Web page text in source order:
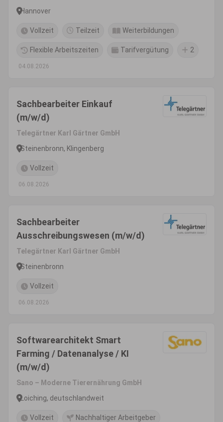
Hannover
Vollzeit Teilzeit Weiterbildungen
Flexible Arbeitszeiten Tarifvergütung 2
04.08.2026
Sachbearbeiter Einkauf
(m/w/d)
Telegärtner Karl Gärtner GmbH
Steinenbronn, Klingenberg
Vollzeit
06.08.2026
Sachbearbeiter
Ausschreibungswesen (m/w/d)
Telegärtner Karl Gärtner GmbH
Steinenbronn
Vollzeit
06.08.2026
Softwarearchitekt Smart
Farming / Datenanalyse / KI
(m/w/d)
Sano – Moderne Tierernährung GmbH
Loiching, deutschlandweit
Vollzeit Nachhaltiger Arbeitgeber